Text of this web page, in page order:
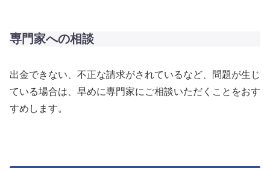
専門家への相談
出金できない、不正な請求がされているなど、問題が生じ
ている場合は、早めに専門家にご相談いただくことをおす
すめします。